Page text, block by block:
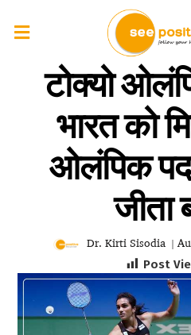
टोक्यो
भारत को
ओलंपिक
जीता
Dr. Kirti Sisodia |
Post